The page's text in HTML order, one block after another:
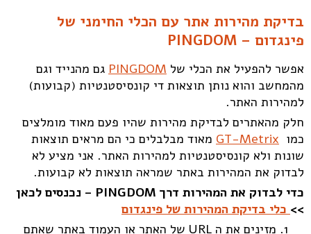
בדיקת מהירות אתר עם הכלי החימני של
פינגדום – PINGDOM
אפשר להפעיל את הכלי של PINGDOM גם מהנייד וגם
מהמחשב והוא נותן תוצאות די קונסיסטנטיות (קבועות)
למהירות האתר.
חלק מהאתרים לבדיקת מהירות שהיו פעם מאוד מומלצים
כמו GT-Metrix מאוד מבלבלים כי הם מראים תוצאות
שונות ולא קונסיסטנטיות למהירות האתר. אני מציע לא
לבדוק את המהירות באתר שמראה תוצאות לא קבועות.
כדי לבדוק את המהירות דרך PINGDOM – נכנסים לכאן
>> כלי בדיקת המהירות של פינגדום
מזינים את ה URL של האתר או העמוד באתר שאתם